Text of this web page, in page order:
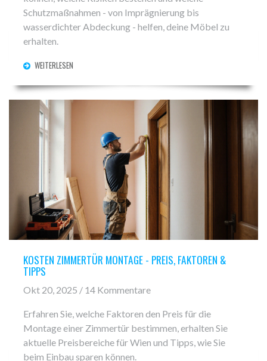
Schutzmaßnahmen - von Imprägnierung bis
wasserdichter Abdeckung - helfen, deine Möbel zu
erhalten.
WEITERLESEN
KOSTEN ZIMMERTÜR MONTAGE - PREIS, FAKTOREN &
TIPPS
Okt 20, 2025 / 14 Kommentare
Erfahren Sie, welche Faktoren den Preis für die
Montage einer Zimmertür bestimmen, erhalten Sie
aktuelle Preisbereiche für Wien und Tipps, wie Sie
beim Einbau sparen können.